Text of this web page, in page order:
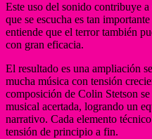
Este uso del sonido contribuye
que se escucha es tan
entiende que el terror también
con gran eficacia.
El resultado es una ampliación
mucha música con tensión
composición de Colin Stetson
musical acertada, logrando un
narrativo. Cada elemento
tensión de principio a fin.